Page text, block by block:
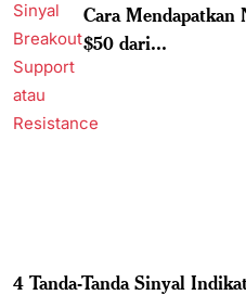
Cara Mendapatkan
$50 dari...
4 Tanda-Tanda Sinyal